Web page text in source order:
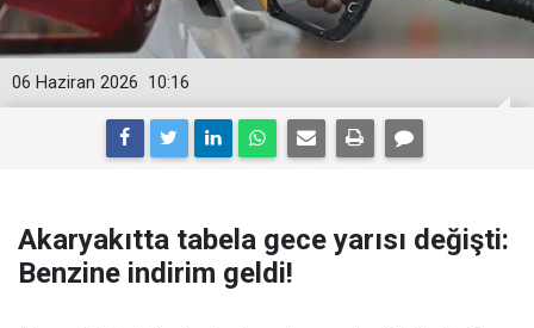
10:16
06 Haziran 2026
Akaryakıtta tabela gece yarısı değişti:
Benzine indirim geldi!